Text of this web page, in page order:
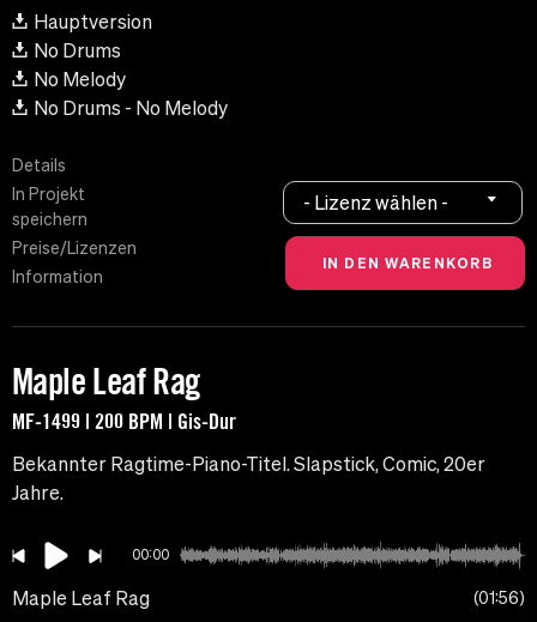
Hauptversion
No Drums
No Melody
No Drums - No Melody
Details
In Projekt
speichern
Preise/Lizenzen
Information
- Lizenz wählen -
Maple Leaf Rag
MF-1499 | 200 BPM | Gis-Dur
Bekannter Ragtime-Piano-Titel. Slapstick, Comic, 20er
Jahre.
00:00
Maple Leaf Rag 01:56